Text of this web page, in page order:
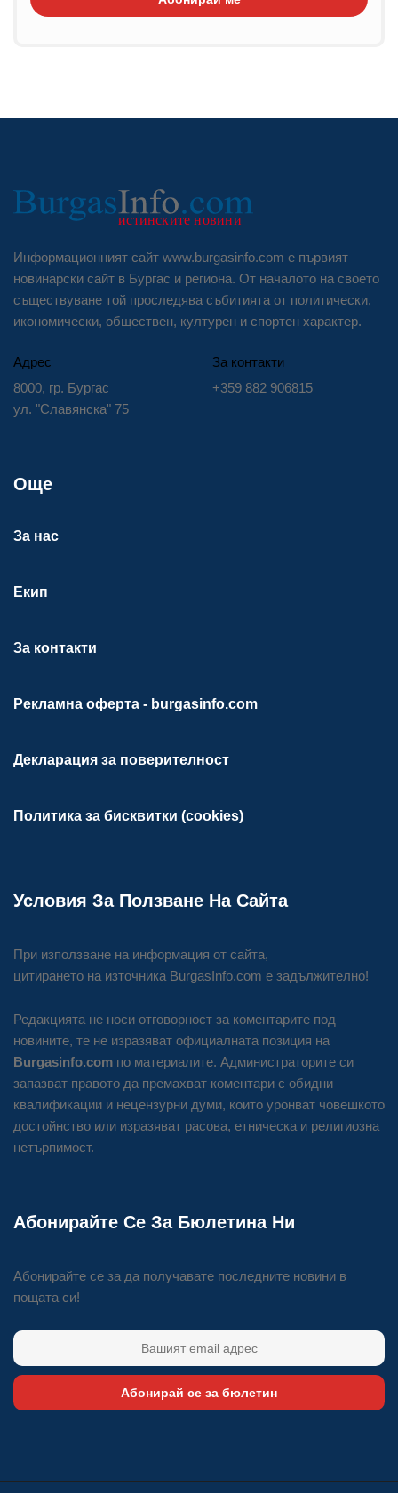
Информационният сайт www.burgasinfo.com е първият
новинарски сайт в Бургас и региона. От началото на своето
съществуване той проследява събитията от политически,
икономически, обществен, културен и спортен характер.
Адрес
8000, гр. Бургас
ул. "Славянска" 75
За контакти
+359 882 906815
Още
За нас
Екип
За контакти
Рекламна оферта - burgasinfo.com
Декларация за поверителност
Политика за бисквитки (cookies)
Условия За Ползване На Сайта
При използване на информация от сайта,
цитирането на източника BurgasInfo.com е задължително!
Редакцията не носи отговорност за коментарите под
новините, те не изразяват официалната позиция на
Burgasinfo.com по материалите. Администраторите си
запазват правото да премахват коментари с обидни
квалификации и нецензурни думи, които уронват човешкото
достойнство или изразяват расова, етническа и религиозна
нетърпимост.
Абонирайте Се За Бюлетина Ни
Абонирайте се за да получавате последните новини в
пощата си!
Абонирай се за бюлетин